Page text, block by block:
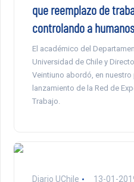
que reemplazo de
controlando a humanos
El académico del
Universidad de Chile y
Veintiuno abordó, en
lanzamiento de la Red de
Trabajo.
Diario UChile 13-01-